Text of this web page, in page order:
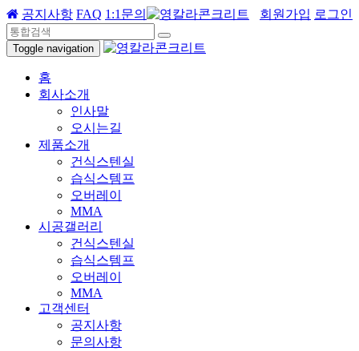
공지사항 FAQ 1:1문의 회원가입 로그인
Toggle navigation
홈
회사소개
인사말
오시는길
제품소개
건식스텐실
습식스템프
오버레이
MMA
시공갤러리
건식스텐실
습식스템프
오버레이
MMA
고객센터
공지사항
문의사항